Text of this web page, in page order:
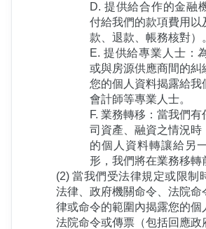
D. 提供給合作的金融
付給我們的款項費用以
款、退款、帳務核對）
E. 提供給專業人士：
或與房源供應商間的糾
您的個人資料揭露給我
會計師等專業人士。
F. 業務轉移：當我們
司資產、融資之情況時
的個人資料轉讓給另
形，我們將在業務移轉
(2) 當我們受法律規定或限制
法律、政府機關命令、法院命
律或命令的範圍內揭露您的個
法院命令或傳票（包括回應政